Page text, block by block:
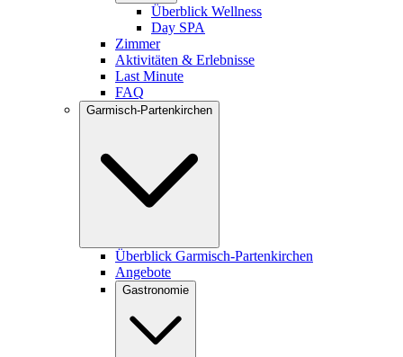
Überblick Wellness
Day SPA
Zimmer
Aktivitäten & Erlebnisse
Last Minute
FAQ
Garmisch-Partenkirchen
Überblick Garmisch-Partenkirchen
Angebote
Gastronomie